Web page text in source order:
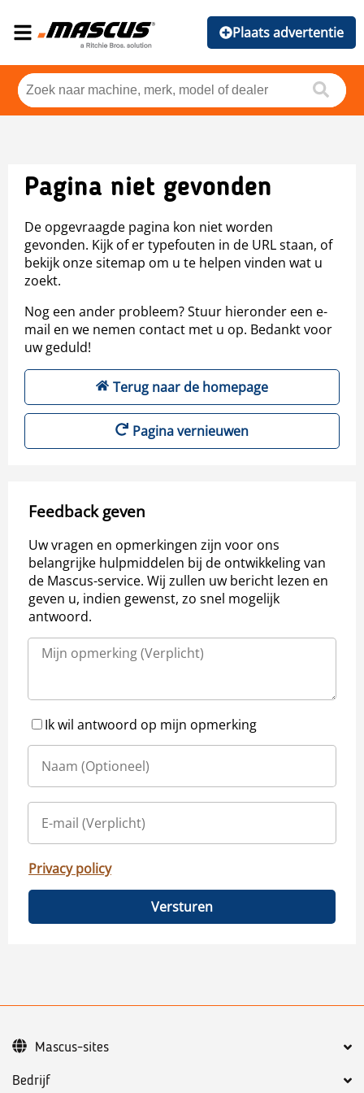
Plaats advertentie
Pagina niet gevonden
De opgevraagde pagina kon niet worden
gevonden. Kijk of er typefouten in de URL staan, of
bekijk onze sitemap om u te helpen vinden wat u
zoekt.
Nog een ander probleem? Stuur hieronder een e-
mail en we nemen contact met u op. Bedankt voor
uw geduld!
Terug naar de homepage
Pagina vernieuwen
Feedback geven
Uw vragen en opmerkingen zijn voor ons
belangrijke hulpmiddelen bij de ontwikkeling van
de Mascus-service. Wij zullen uw bericht lezen en
geven u, indien gewenst, zo snel mogelijk
antwoord.
Ik wil antwoord op mijn opmerking
Privacy policy
Versturen
Bedrijf
Mascus-sites